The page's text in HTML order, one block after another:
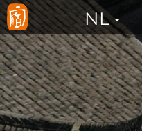
NL
Slider